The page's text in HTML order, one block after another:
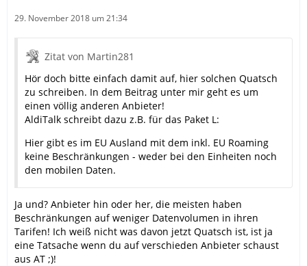
29. November 2018 um 21:34
Zitat von Martin281
Hör doch bitte einfach damit auf, hier solchen Quatsch
zu schreiben. In dem Beitrag unter mir geht es um
einen völlig anderen Anbieter!
AldiTalk schreibt dazu z.B. für das Paket L:
Hier gibt es im EU Ausland mit dem inkl. EU Roaming
keine Beschränkungen - weder bei den Einheiten noch
den mobilen Daten.
Ja und? Anbieter hin oder her, die meisten haben
Beschränkungen auf weniger Datenvolumen in ihren
Tarifen! Ich weiß nicht was davon jetzt Quatsch ist, ist ja
eine Tatsache wenn du auf verschieden Anbieter schaust
aus AT ;)!